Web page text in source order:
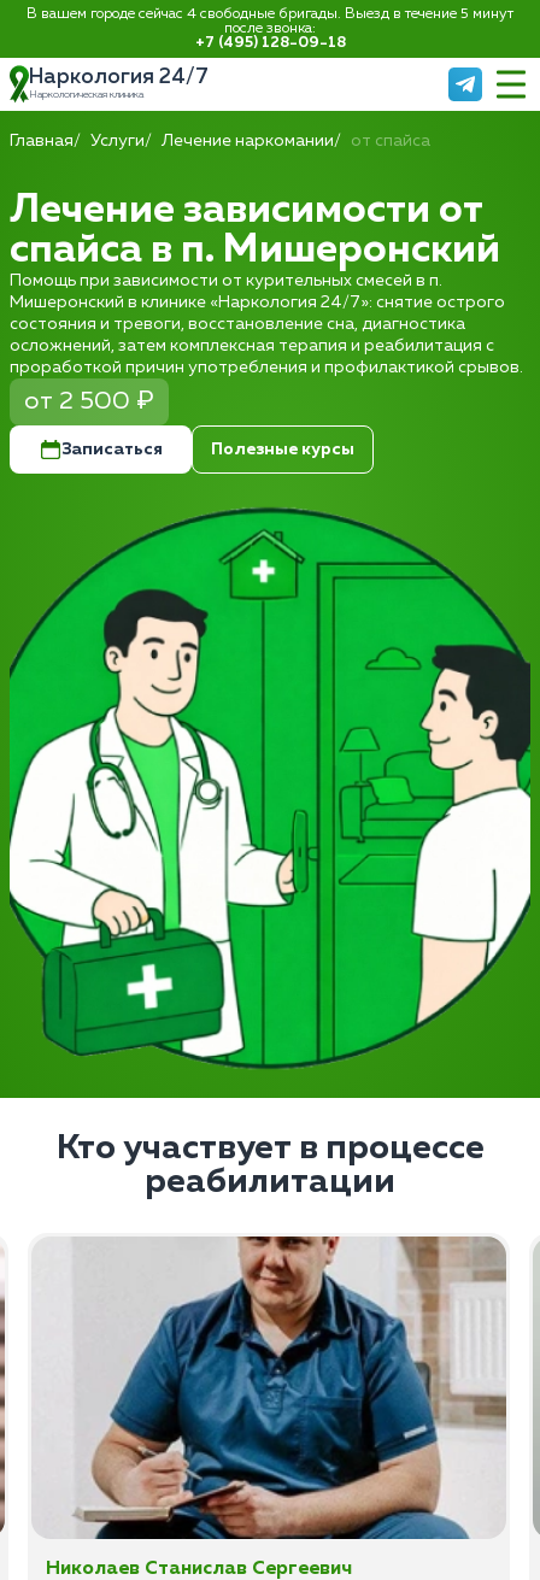
В вашем городе сейчас 4 свободные бригады. Выезд в течение 5 минут
после звонка:
+7 (495) 128-09-18
Наркология 24/7
Наркологическая клиника
Главная Услуги Лечение наркомании от спайса
Лечение зависимости от
спайса в п. Мишеронский
Помощь при зависимости от курительных смесей в п.
Мишеронский в клинике «Наркология 24/7»: снятие острого
состояния и тревоги, восстановление сна, диагностика
осложнений, затем комплексная терапия и реабилитация с
проработкой причин употребления и профилактикой срывов.
от 2 500 ₽
Записаться Полезные курсы
Кто участвует в процессе
реабилитации
Николаев Станислав Сергеевич